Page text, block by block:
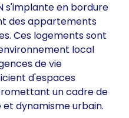
s'implante en bordure
des appartements
Ces logements sont
local
de vie
d'espaces
un cadre de
dynamisme urbain.